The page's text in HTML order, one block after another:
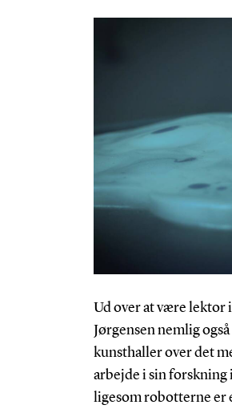
Ud over at være lektor
Jørgensen nemlig
kunsthaller over det
arbejde i sin forskning
ligesom robotterne er